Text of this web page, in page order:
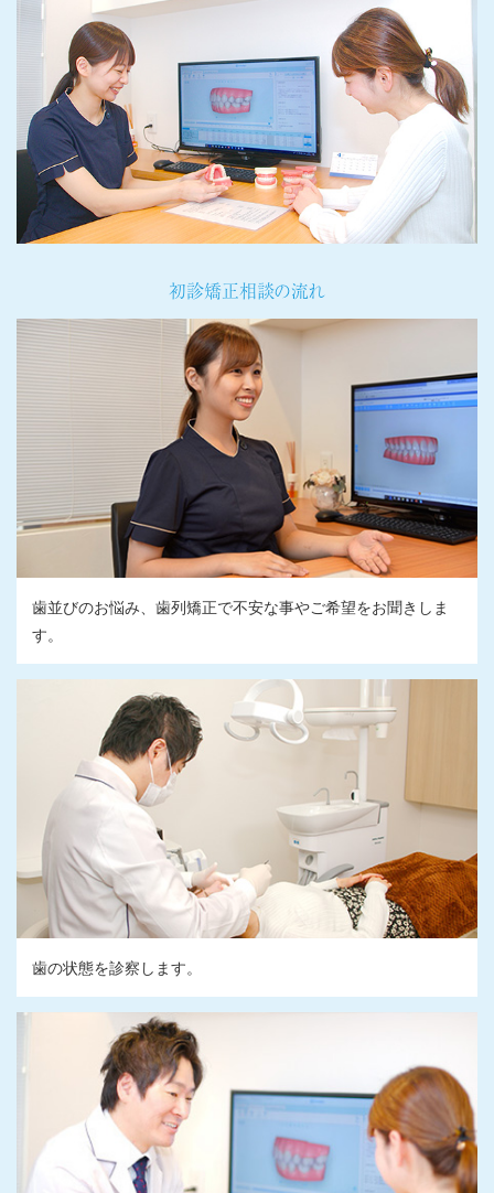
初診矯正相談の流れ
歯並びのお悩み、歯列矯正で不安な事やご希望をお聞きしま
す。
歯の状態を診察します。